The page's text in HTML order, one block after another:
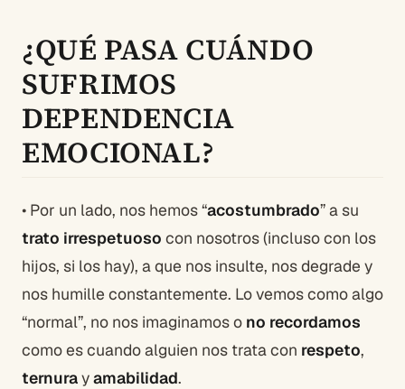
¿QUÉ PASA CUÁNDO
SUFRIMOS
DEPENDENCIA
EMOCIONAL?
• Por un lado, nos hemos “acostumbrado” a su
trato irrespetuoso con nosotros (incluso con los
hijos, si los hay), a que nos insulte, nos degrade y
nos humille constantemente. Lo vemos como algo
“normal”, no nos imaginamos o no recordamos
como es cuando alguien nos trata con respeto,
ternurayamabilidad.